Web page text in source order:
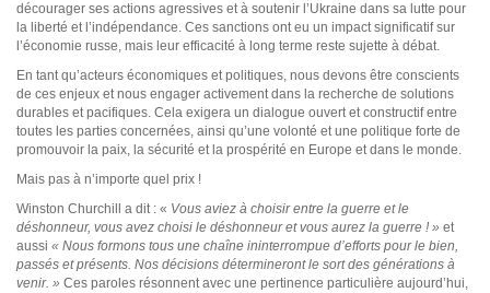
décourager ses actions agressives et à soutenir l’Ukraine dans sa lutte pour
la liberté et l’indépendance. Ces sanctions ont eu un impact significatif sur
l’économie russe, mais leur efficacité à long terme reste sujette à débat.
En tant qu’acteurs économiques et politiques, nous devons être conscients
de ces enjeux et nous engager activement dans la recherche de solutions
durables et pacifiques. Cela exigera un dialogue ouvert et constructif entre
toutes les parties concernées, ainsi qu’une volonté et une politique forte de
promouvoir la paix, la sécurité et la prospérité en Europe et dans le monde.
Mais pas à n’importe quel prix !
Winston Churchill a dit : « Vous aviez à choisir entre la guerre et le
déshonneur, vous avez choisi le déshonneur et vous aurez la guerre ! » et
aussi « Nous formons tous une chaîne ininterrompue d’efforts pour le bien,
passés et présents. Nos décisions détermineront le sort des générations à
venir. » Ces paroles résonnent avec une pertinence particulière aujourd’hui,